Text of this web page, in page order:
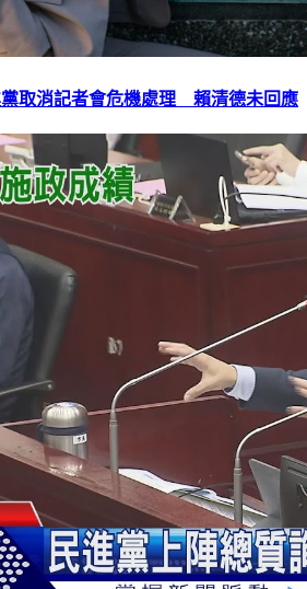
取消記者會危機處理 賴清德未回應